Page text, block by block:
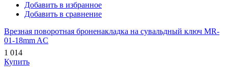
Добавить в избранное
Добавить в сравнение
Врезная поворотная броненакладка на сувальдный ключ MR-
01-18mm AC
1 014
Купить